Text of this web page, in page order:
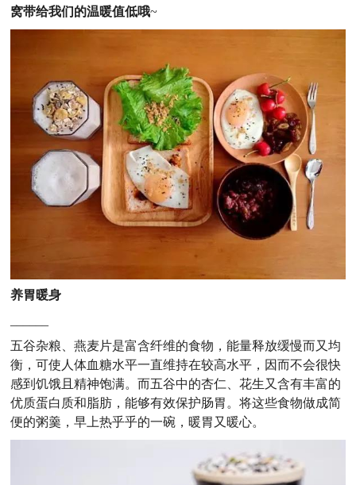
窝带给我们的温暖值低哦~
养胃暖身
五谷杂粮、燕麦片是富含纤维的食物，能量释放缓慢而又均
衡，可使人体血糖水平一直维持在较高水平，因而不会很快
感到饥饿且精神饱满。而五谷中的杏仁、花生又含有丰富的
优质蛋白质和脂肪，能够有效保护肠胃。将这些食物做成简
便的粥羹，早上热乎乎的一碗，暖胃又暖心。